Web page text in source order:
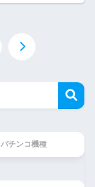
パチンコ機種